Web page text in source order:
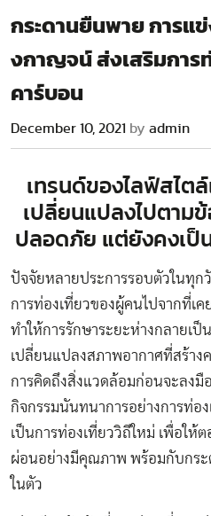
กระดานยืนพาย การแ
งกาญจน์ ส่งเสริมการ
คาร์บอน
December 10, 2021 by admin
เทรนด์ของไลฟ์สไต
เปลี่ยนแปลงไปตาม
ปลอดภัย แต่ยังคงเ
ปัจจัยหลายประการรอบตัวในทุก
การท่องเที่ยวของผู้คนไปจากที่เ
ทำให้การรักษาระยะห่างกลายเป็
เปลี่ยนแปลงสภาพอากาศที่สร้าง
การคิดถึงสิ่งแวดล้อมก่อนจะลงมื
กิจกรรมนันทนาการอย่างการท่อ
เป็นการท่องเที่ยววิถีใหม่ เพื่อใ
ผ่อนอย่างมีคุณภาพ พร้อมกับกระ
ในตัว